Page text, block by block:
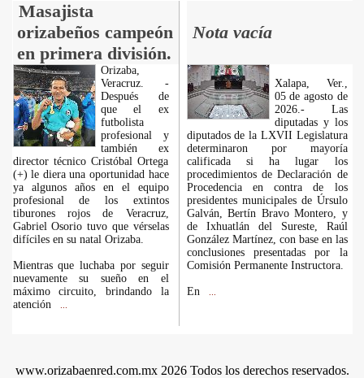
Masajista
orizabeños campeón
en primera división.
Nota vacía
Orizaba,
Veracruz. -
Después de
que el ex
futbolista
profesional y
también ex
director técnico Cristóbal Ortega
(+) le diera una oportunidad hace
ya algunos años en el equipo
profesional de los extintos
tiburones rojos de Veracruz,
Gabriel Osorio tuvo que vérselas
difíciles en su natal Orizaba.
Mientras que luchaba por seguir
nuevamente su sueño en el
máximo circuito, brindando la
atención
Xalapa, Ver.,
05 de agosto de
2026.- Las
diputadas y los
diputados de la LXVII Legislatura
determinaron por mayoría
calificada si ha lugar los
procedimientos de Declaración de
Procedencia en contra de los
presidentes municipales de Úrsulo
Galván, Bertín Bravo Montero, y
de Ixhuatlán del Sureste, Raúl
González Martínez, con base en las
conclusiones presentadas por la
Comisión Permanente Instructora.
En
www.orizabaenred.com.mx 2026 Todos los derechos reservados.